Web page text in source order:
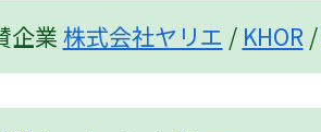
企業 株式会社ヤリエ / KHOR/